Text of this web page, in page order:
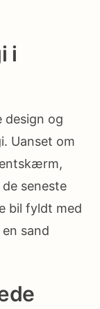
i
design og
Uanset om
seneste
bil fyldt med
sand